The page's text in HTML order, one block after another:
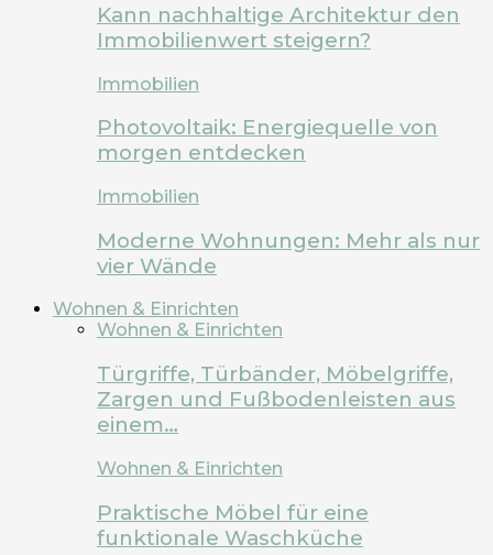
Kann nachhaltige Architektur den
Immobilienwert steigern?
Immobilien
Photovoltaik: Energiequelle von
morgen entdecken
Immobilien
Moderne Wohnungen: Mehr als nur
vier Wände
Wohnen & Einrichten
Wohnen & Einrichten
Türgriffe, Türbänder, Möbelgriffe,
Zargen und Fußbodenleisten aus
einem…
Wohnen & Einrichten
Praktische Möbel für eine
funktionale Waschküche